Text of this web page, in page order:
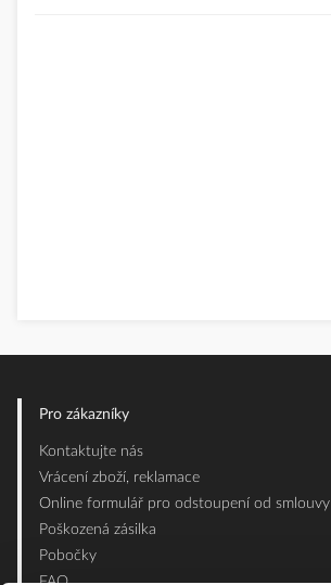
Pro zákazníky
Kontaktujte nás
Vrácení zboží, reklamace
Online formulář pro odstoupení od smlouvy
Poškozená zásilka
Pobočky